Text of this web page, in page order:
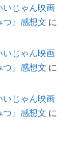
いじゃん映画
』感想文 に
いじゃん映画
』感想文 に
いじゃん映画
』感想文 に